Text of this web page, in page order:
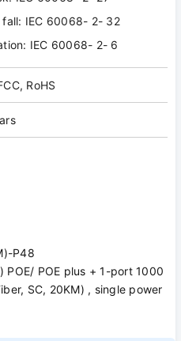
fall: IEC 60068- 2- 32
IEC 60068- 2- 6
RoHS
P48
POE plus + 1-port 1000
SC, 20KM) , single power